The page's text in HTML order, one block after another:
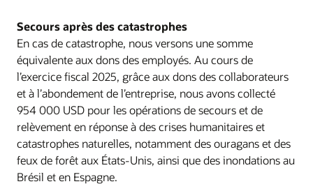
Secours après des catastrophes
En cas de catastrophe, nous versons une somme
équivalente aux dons des employés. Au cours de
l’exercice fiscal 2025, grâce aux dons des collaborateurs
et à l’abondement de l’entreprise, nous avons collecté
954 000 USD pour les opérations de secours et de
relèvement en réponse à des crises humanitaires et
catastrophes naturelles, notamment des ouragans et des
feux de forêt aux États-Unis, ainsi que des inondations au
Brésil et en Espagne.